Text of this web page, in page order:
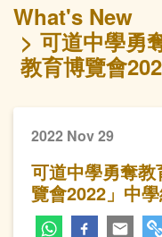
What's New
可道中學勇
教育博覽會
2022 Nov 29
可道中學勇奪
覽會2022」中